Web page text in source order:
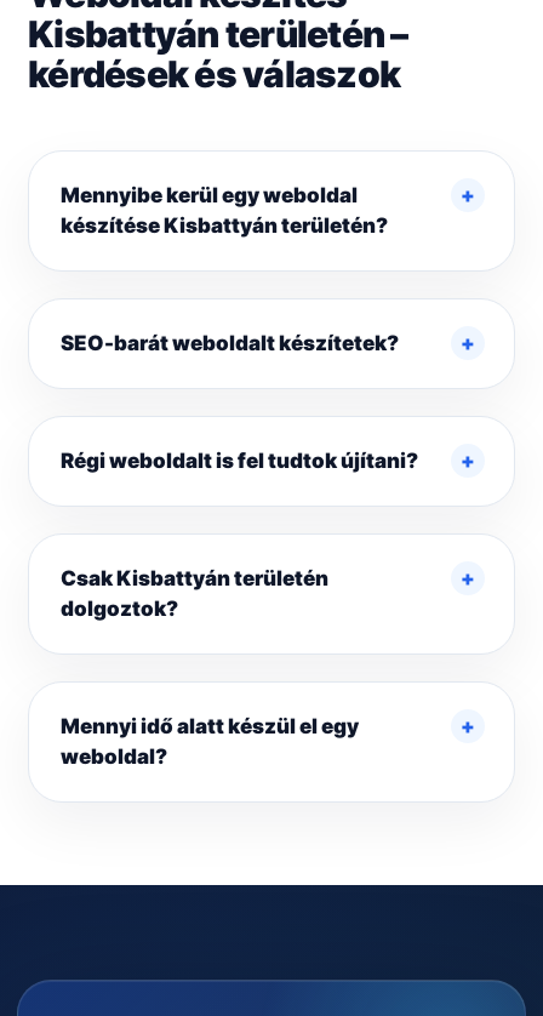
Kisbattyán területén –
kérdések és válaszok
Mennyibe kerül egy weboldal
készítése Kisbattyán területén?
SEO-barát weboldalt készítetek?
Régi weboldalt is fel tudtok újítani?
Csak Kisbattyán területén
dolgoztok?
Mennyi idő alatt készül el egy
weboldal?